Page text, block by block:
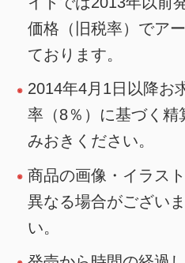
価格（旧税率）でア
ております。
2014年4月1日以降お
率（8％）に基づく精
みおきください。
商品の画像・イラス
異なる場合がござい
い。